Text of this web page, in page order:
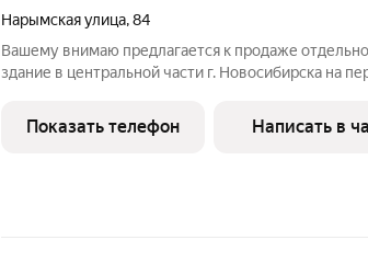
Нарымская улица,84
Вашему внимаю предлагается к продаже
здание в центральной части г. Новосибирска на
Гагаринская. Данный объект в собственности.
парковка с
Показать телефон Написать в